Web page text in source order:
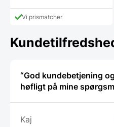
Vi prismatcher
“God kundebetjening
høfligt på mine
Kaj